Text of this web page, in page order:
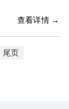
查看详情 →
尾页